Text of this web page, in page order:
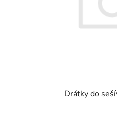
Drátky do